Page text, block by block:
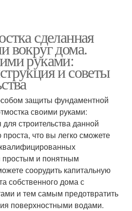
сделанная
вокруг дома.
руками:
и советы
защиты фундаментной
своими руками:
строительства данной
проста, что вы легко сможете
простым и понятным
соорудить капитальную
собственного дома с
и тем самым предотвратить
поверхностными водами.